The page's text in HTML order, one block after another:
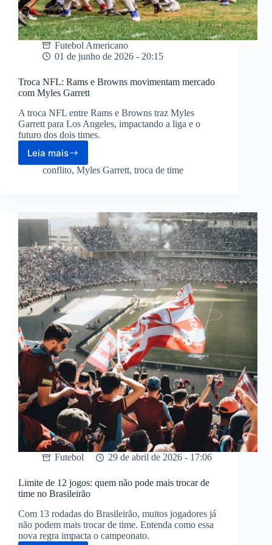
Futebol Americano
01 de junho de 2026 - 20:15
Troca NFL: Rams e Browns movimentam mercado
com Myles Garrett
A troca NFL entre Rams e Browns traz Myles
Garrett para Los Angeles, impactando a liga e o
futuro dos dois times.
Leia mais
Troca
NFL:
movimentam
mercado
com
Myles
Garrett
conflito, Myles Garrett, troca de time
Futebol 29 de abril de 2026 - 17:06
Limite de 12 jogos: quem não pode mais trocar de
time no Brasileirão
Com 13 rodadas do Brasileirão, muitos jogadores já
não podem mais trocar de time. Entenda como essa
nova regra impacta o campeonato.